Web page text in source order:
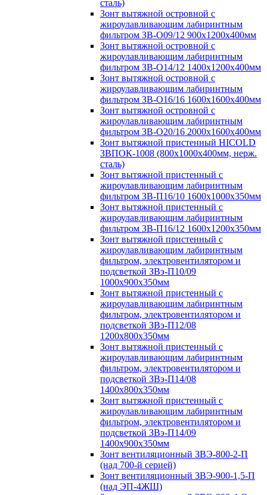
сталь)
Зонт вытяжной островной с
жироулавливающим лабиринтным
фильтром ЗВ-О09/12 900х1200х400мм
Зонт вытяжной островной с
жироулавливающим лабиринтным
фильтром ЗВ-О14/12 1400х1200х400мм
Зонт вытяжной островной с
жироулавливающим лабиринтным
фильтром ЗВ-О16/16 1600х1600х400мм
Зонт вытяжной островной с
жироулавливающим лабиринтным
фильтром ЗВ-О20/16 2000х1600х400мм
Зонт вытяжной пристенный HICOLD
ЗВПОК-1008 (800х1000х400мм, нерж.
сталь)
Зонт вытяжной пристенный с
жироулавливающим лабиринтным
фильтром ЗВ-П16/10 1600х1000х350мм
Зонт вытяжной пристенный с
жироулавливающим лабиринтным
фильтром ЗВ-П16/12 1600х1200х350мм
Зонт вытяжной пристенный с
жироулавливающим лабиринтным
фильтром, электровентилятором и
подсветкой ЗВэ-П10/09
1000х900х350мм
Зонт вытяжной пристенный с
жироулавливающим лабиринтным
фильтром, электровентилятором и
подсветкой ЗВэ-П12/08
1200х800х350мм
Зонт вытяжной пристенный с
жироулавливающим лабиринтным
фильтром, электровентилятором и
подсветкой ЗВэ-П14/08
1400х800х350мм
Зонт вытяжной пристенный с
жироулавливающим лабиринтным
фильтром, электровентилятором и
подсветкой ЗВэ-П14/09
1400х900х350мм
Зонт вентиляционный ЗВЭ-800-2-П
(над 700-й серией)
Зонт вентиляционный ЗВЭ-900-1,5-П
(над ЭП-4ЖШ)